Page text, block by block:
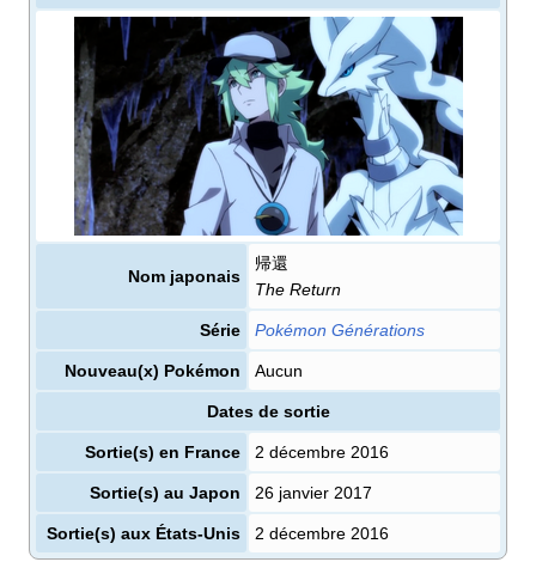
Nom japonais
帰還
The Return
Série Pokémon Générations
Nouveau(x) Pokémon Aucun
Dates de sortie
Sortie(s) en France 2 décembre 2016
Sortie(s) au Japon 26 janvier 2017
Sortie(s) aux États-Unis 2 décembre 2016